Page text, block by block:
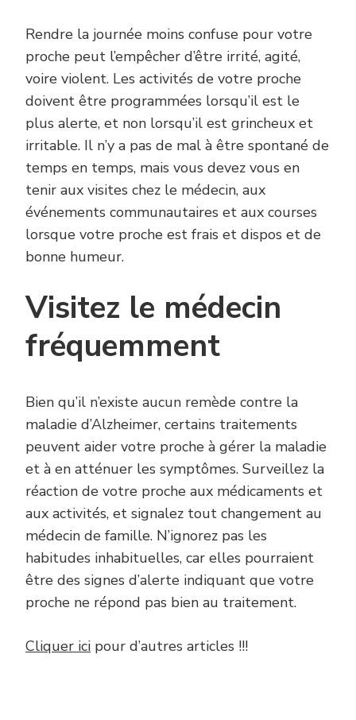
Rendre la journée moins confuse pour votre
proche peut l’empêcher d’être irrité, agité,
voire violent. Les activités de votre proche
doivent être programmées lorsqu’il est le
plus alerte, et non lorsqu’il est grincheux et
irritable. Il n’y a pas de mal à être spontané de
temps en temps, mais vous devez vous en
tenir aux visites chez le médecin, aux
événements communautaires et aux courses
lorsque votre proche est frais et dispos et de
bonne humeur.
Visitez le médecin
fréquemment
Bien qu’il n’existe aucun remède contre la
maladie d’Alzheimer, certains traitements
peuvent aider votre proche à gérer la maladie
et à en atténuer les symptômes. Surveillez la
réaction de votre proche aux médicaments et
aux activités, et signalez tout changement au
médecin de famille. N’ignorez pas les
habitudes inhabituelles, car elles pourraient
être des signes d’alerte indiquant que votre
proche ne répond pas bien au traitement.
Cliquer ici pour d’autres articles !!!